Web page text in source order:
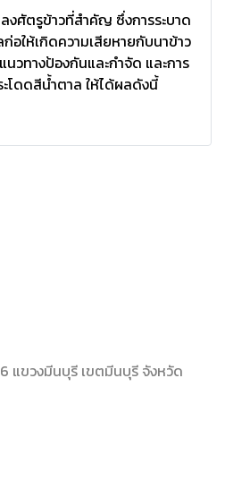
งศัตรูข้าวที่สำคัญ ซึ่งการระบาด
อให้เกิดความเสียหายกับนาข้าว
วทางป้องกันและกำจัด และการ
โดดสีน้ำตาล ให้ได้ผลดังนี้
แขวงมีนบุรี เขตมีนบุรี จังหวัด